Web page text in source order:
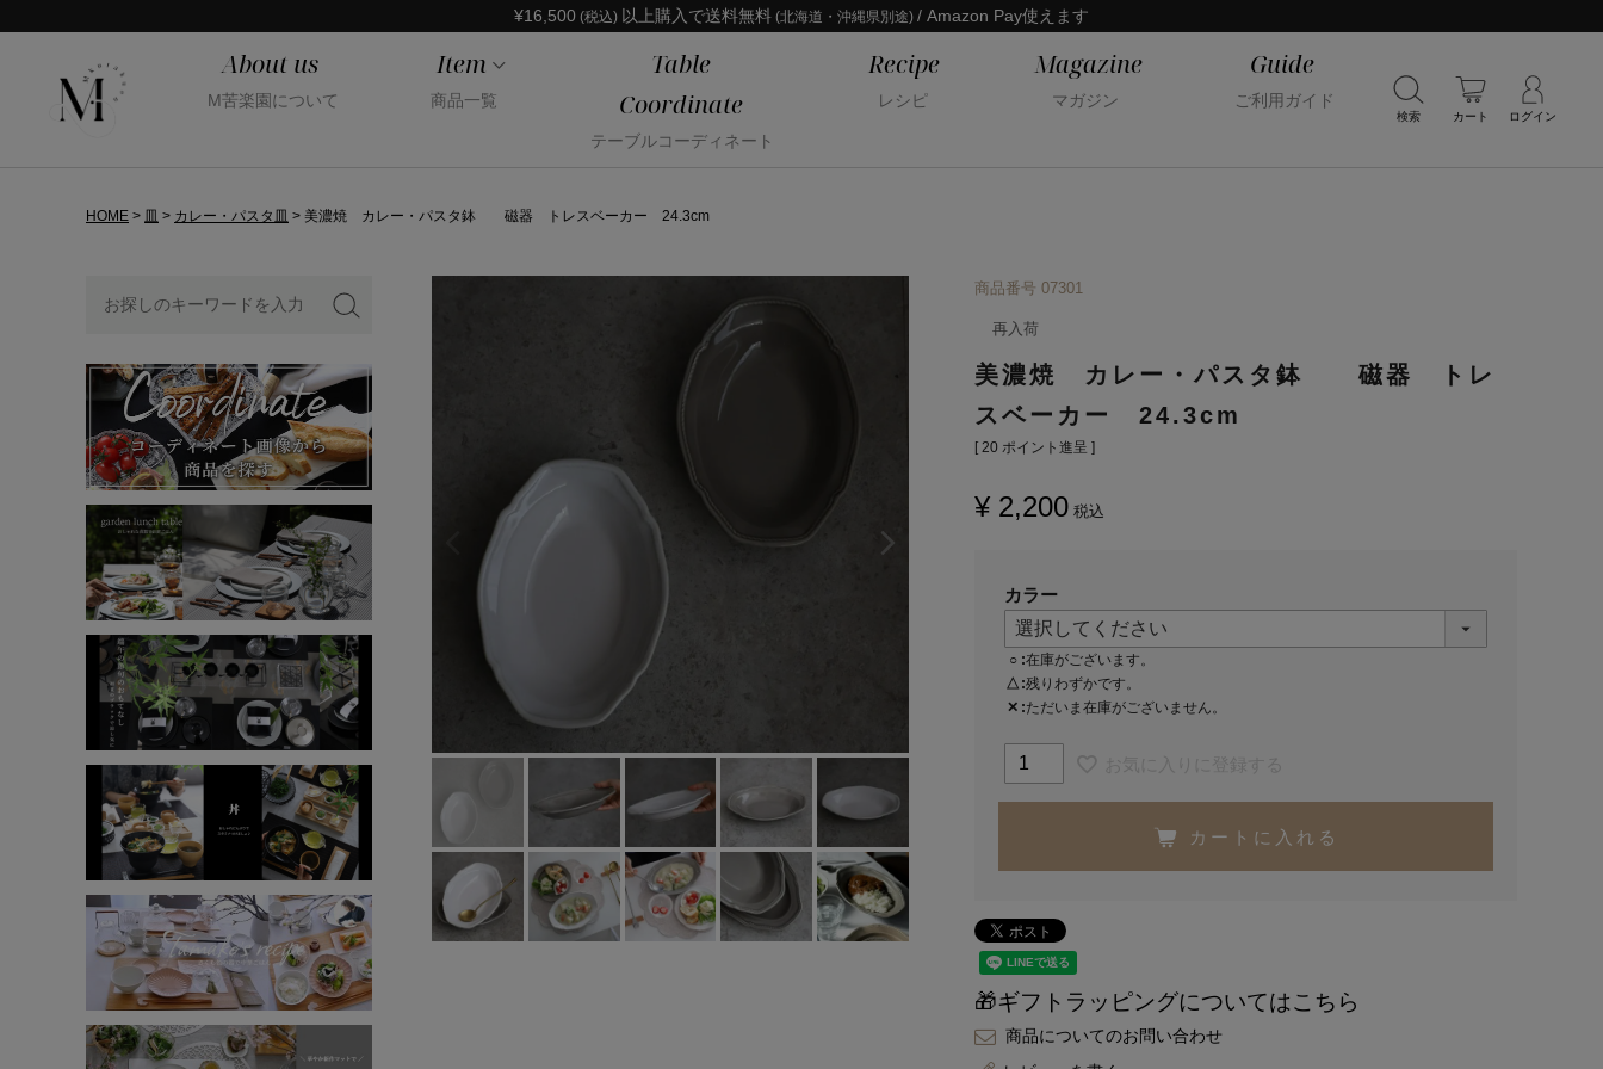
¥16,500 (税込) 以上購入で送料無料 (北海道・沖縄県別途) / Amazon Pay使えます
About us
M苦楽園について
Item
商品一覧
Table
Coordinate
テーブルコーディネート
Recipe
レシピ
Magazine
マガジン
Guide
ご利用ガイド
検索 カート ログイン
HOME 皿 カレー・パスタ皿 美濃焼 カレー・パスタ鉢 磁器 トレスベーカー 24.3cm
商品番号 07301
再入荷
美濃焼 カレー・パスタ鉢 磁器 トレ
スベーカー 24.3cm
[ 20 ポイント進呈 ]
¥ 2,200 税込
カラー
○ 在庫がございます。
△ 残りわずかです。
✕ ただいま在庫がございません。
カートに入れる
🎁ギフトラッピングについてはこちら
商品についてのお問い合わせ